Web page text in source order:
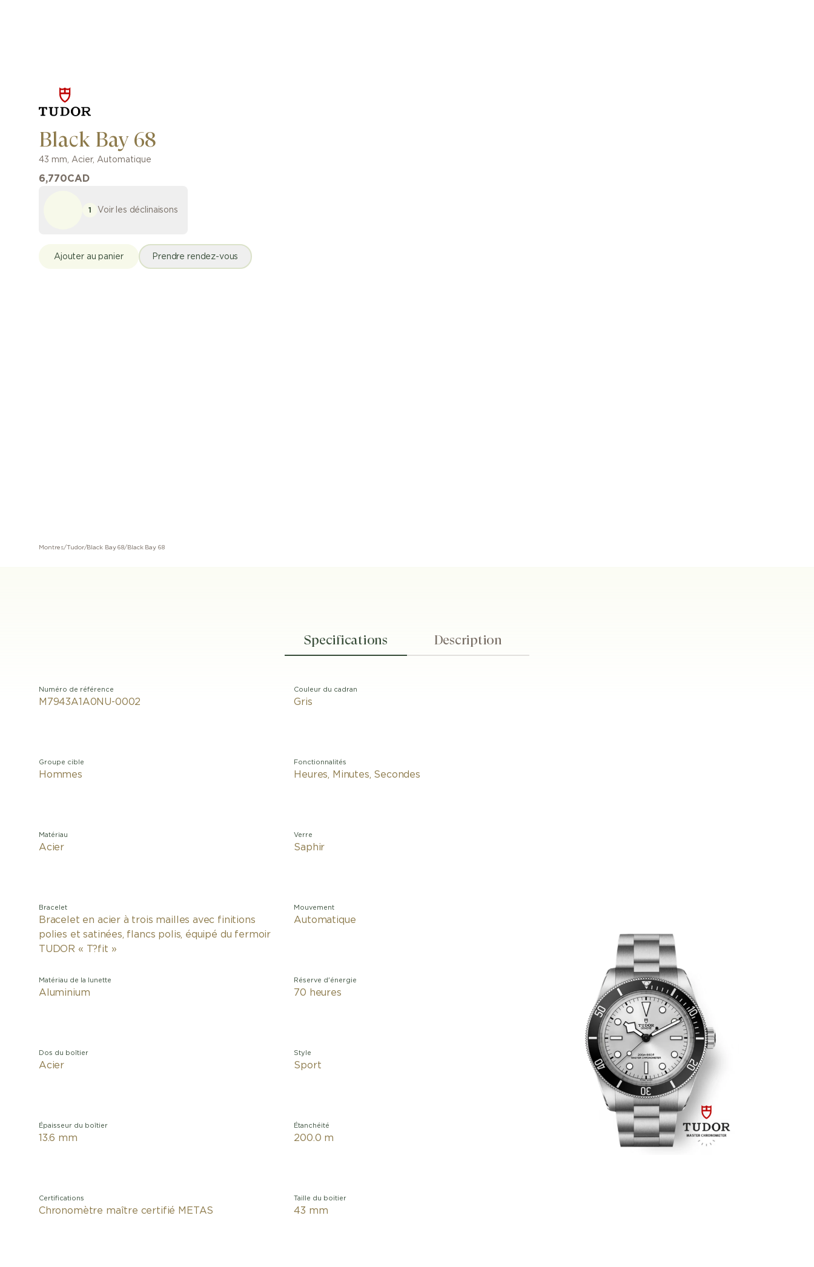
Black Bay 68
43 mm, Acier, Automatique
6,770CAD
1 Voir les déclinaisons
Ajouter au panier Prendre rendez-vous
Montres/Tudor/Black Bay 68/ Black Bay 68
Specifications Description
Numéro de référence
M7943A1A0NU-0002
Groupe cible
Hommes
Matériau
Acier
Bracelet
Bracelet en acier à trois mailles avec finitions
polies et satinées, flancs polis, équipé du fermoir
TUDOR « T?fit »
Matériau de la lunette
Aluminium
Dos du boîtier
Acier
Épaisseur du boîtier
13.6 mm
Certifications
Chronomètre maître certifié METAS
Couleur du cadran
Gris
Fonctionnalités
Heures, Minutes, Secondes
Verre
Saphir
Mouvement
Automatique
Réserve d'énergie
70 heures
Style
Sport
Étanchéité
200.0 m
Taille du boitier
43 mm